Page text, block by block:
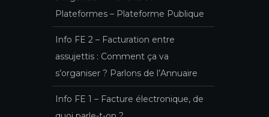
Plateformes – Plateforme Publique
Info FE 2 – Facturation entre
assujettis : Comment ça va
s’organiser ? Parlons de l’Annuaire
Info FE 1 – Facture électronique, de